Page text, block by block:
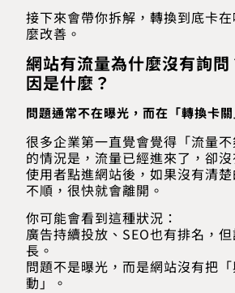
接下來會帶你拆解，轉換到底卡
麼改善。
網站有流量為什麼沒有詢
因是什麼？
問題通常不在曝光，而在「轉換卡關
很多企業第一直覺會覺得「流量
的情況是，流量已經進來了，卻沒
使用者點進網站後，如果沒有清
不順，很快就會離開。
你可能會看到這種狀況：
廣告持續投放、SEO也有排名，
長。
問題不是曝光，而是網站沒有把
動」。